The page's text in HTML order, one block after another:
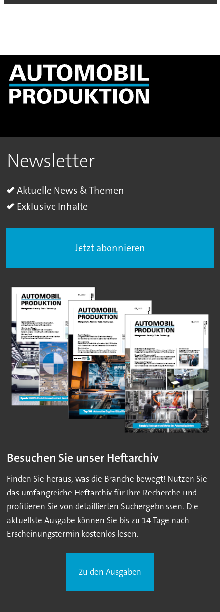
Newsletter
Aktuelle News & Themen
Exklusive Inhalte
Jetzt abonnieren
Besuchen Sie unser Heftarchiv
Finden Sie heraus, was die Branche bewegt! Nutzen Sie
das umfangreiche Heftarchiv für Ihre Recherche und
profitieren Sie von detaillierten Suchergebnissen. Die
aktuellste Ausgabe können Sie bis zu 14 Tage nach
Erscheinungstermin kostenlos lesen.
Zu den Ausgaben